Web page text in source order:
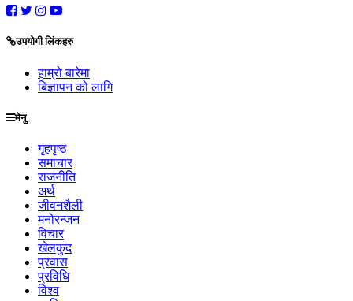
उपयोगी लिंकहरु
हाम्रो बारेमा
बिज्ञापन को लागि
मेनु
गृहपृष्ठ
समाचार
राजनीति
अर्थ
जीवनशैली
मनोरन्जन
विचार
खेलकुद
प्रवास
प्रविधि
विश्व